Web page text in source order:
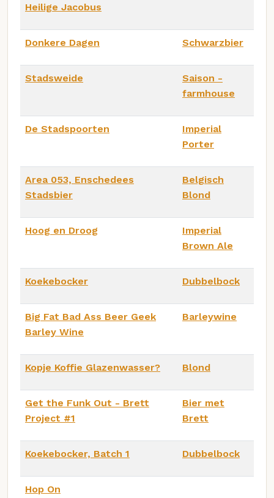
Heilige Jacobus
Donkere Dagen Schwarzbier
Stadsweide
Saison -
farmhouse
De Stadspoorten
Imperial
Porter
Area 053, Enschedees
Stadsbier
Belgisch
Blond
Hoog en Droog
Imperial
Brown Ale
Koekebocker Dubbelbock
Big Fat Bad Ass Beer Geek
Barley Wine
Barleywine
Kopje Koffie Glazenwasser? Blond
Get the Funk Out - Brett
Project #1
Bier met
Brett
Koekebocker, Batch 1 Dubbelbock
Hop On